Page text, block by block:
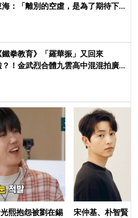
海：「離別的空虛，是為了期待下
鐵拳教育》「羅華振」又回來
？！金武烈合體九雲高中混混拍廣
熙抱怨被劉在錫
宋仲基、朴智賢